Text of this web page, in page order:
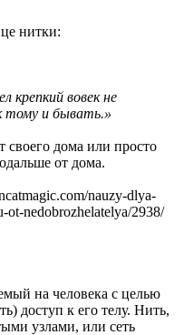
нитки:
крепкий вовек не
тому и бывать.»
своего дома или просто
от дома.
nauzy-dlya-
ot-nedobrozhelatelya/2938/
на человека с целью
доступ к его телу. Нить,
узлами, или сеть